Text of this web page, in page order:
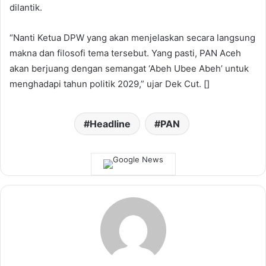
dilantik.
“Nanti Ketua DPW yang akan menjelaskan secara langsung
makna dan filosofi tema tersebut. Yang pasti, PAN Aceh
akan berjuang dengan semangat ‘Abeh Ubee Abeh’ untuk
menghadapi tahun politik 2029,” ujar Dek Cut. []
Headline PAN